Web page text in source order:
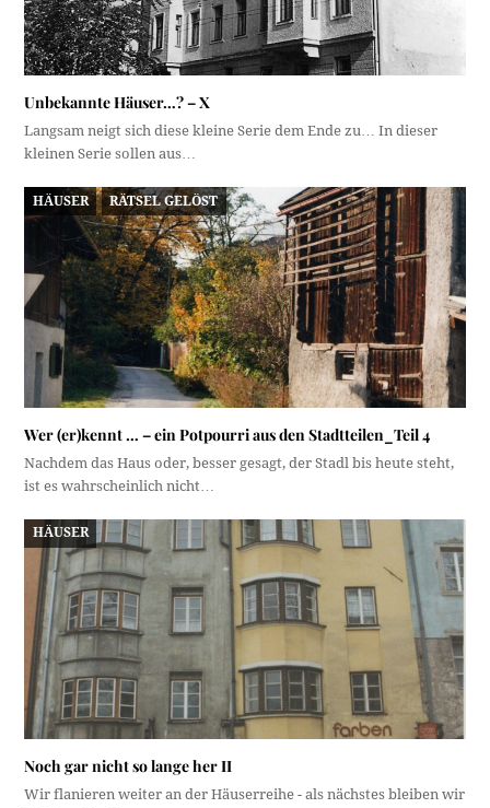
Unbekannte Häuser…? – X
Langsam neigt sich diese kleine Serie dem Ende zu… In dieser
kleinen Serie sollen aus…
HÄUSER RÄTSEL GELÖST
Wer (er)kennt … – ein Potpourri aus den Stadtteilen_Teil 4
Nachdem das Haus oder, besser gesagt, der Stadl bis heute steht,
ist es wahrscheinlich nicht…
HÄUSER
Noch gar nicht so lange her II
Wir flanieren weiter an der Häuserreihe - als nächstes bleiben wir